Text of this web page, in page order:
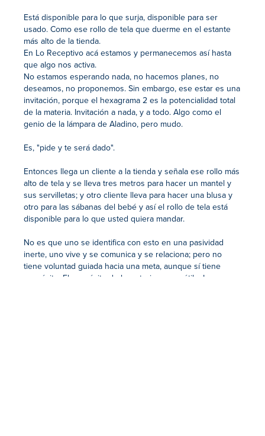
Está disponible para lo que surja, disponible para ser
usado. Como ese rollo de tela que duerme en el estante
más alto de la tienda.
En Lo Receptivo acá estamos y permanecemos así hasta
que algo nos activa.
No estamos esperando nada, no hacemos planes, no
deseamos, no proponemos. Sin embargo, ese estar es una
invitación, porque el hexagrama 2 es la potencialidad total
de la materia. Invitación a nada, y a todo. Algo como el
genio de la lámpara de Aladino, pero mudo.
Es, "pide y te será dado".
Entonces llega un cliente a la tienda y señala ese rollo más
alto de tela y se lleva tres metros para hacer un mantel y
sus servilletas; y otro cliente lleva para hacer una blusa y
otro para las sábanas del bebé y así el rollo de tela está
disponible para lo que usted quiera mandar.
No es que uno se identifica con esto en una pasividad
inerte, uno vive y se comunica y se relaciona; pero no
tiene voluntad guiada hacia una meta, aunque sí tiene
propósito. El propósito de la materia es ser útil a Lo